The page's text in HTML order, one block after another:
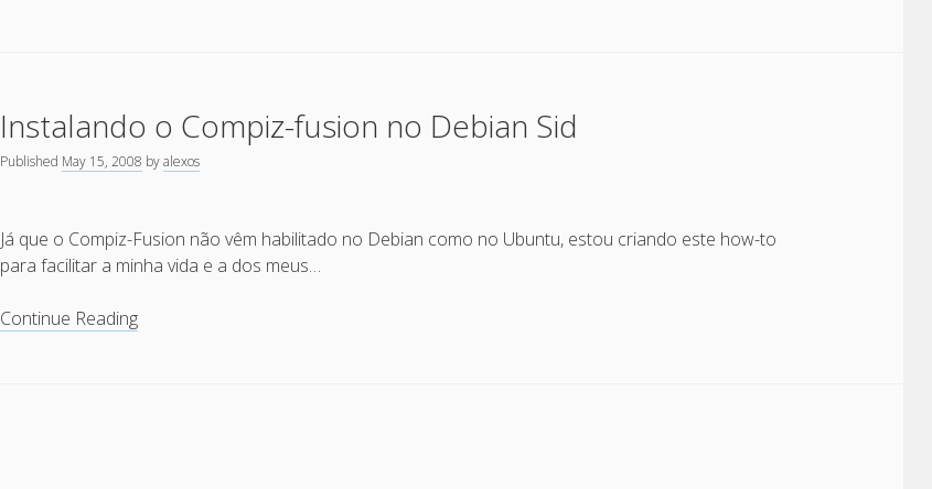
simples
com
o
Instalando o Compiz-fusion no Debian Sid
Published May 15, 2008 byalexos
Já que o Compiz-Fusion não vêm habilitado no Debian como no Ubuntu, estou criando este how-to
para facilitar a minha vida e a dos meus…
Continue ReadingInstalando